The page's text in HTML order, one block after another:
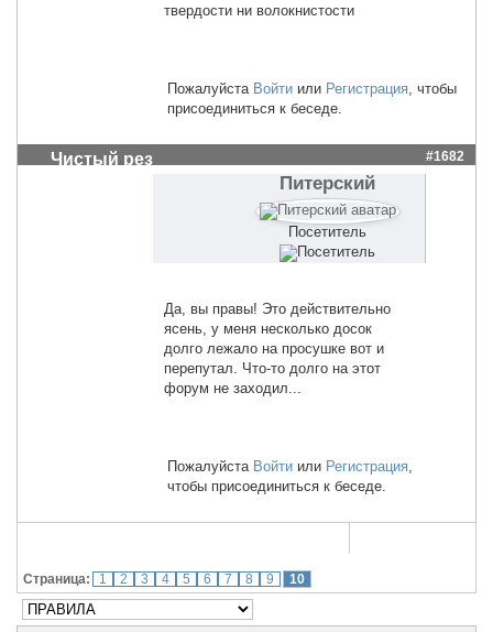
твердости ни волокнистости
Пожалуйста Войти или Регистрация , чтобы
присоединиться к беседе.
Чистый рез #1682
Питерский
Посетитель
Да, вы правы! Это действительно
ясень, у меня несколько досок
долго лежало на просушке вот и
перепутал. Что-то долго на этот
форум не заходил...
Пожалуйста Войти или Регистрация,
чтобы присоединиться к беседе.
Страница: 1 2 3 4 5 6 7 8 9 10